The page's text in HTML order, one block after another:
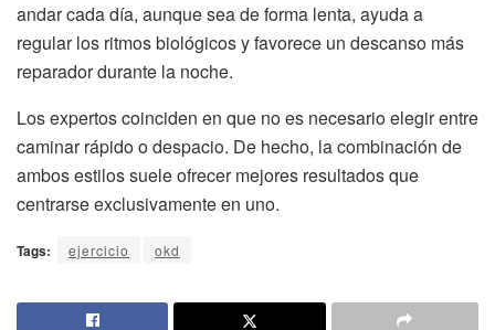
andar cada día, aunque sea de forma lenta, ayuda a
regular los ritmos biológicos y favorece un descanso más
reparador durante la noche.
Los expertos coinciden en que no es necesario elegir entre
caminar rápido o despacio. De hecho, la combinación de
ambos estilos suele ofrecer mejores resultados que
centrarse exclusivamente en uno.
Tags: ejercicio okd